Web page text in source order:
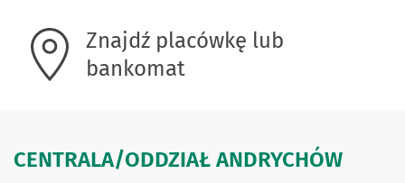
Znajdź placówkę lub
bankomat
CENTRALA/ODDZIAŁ ANDRYCHÓW